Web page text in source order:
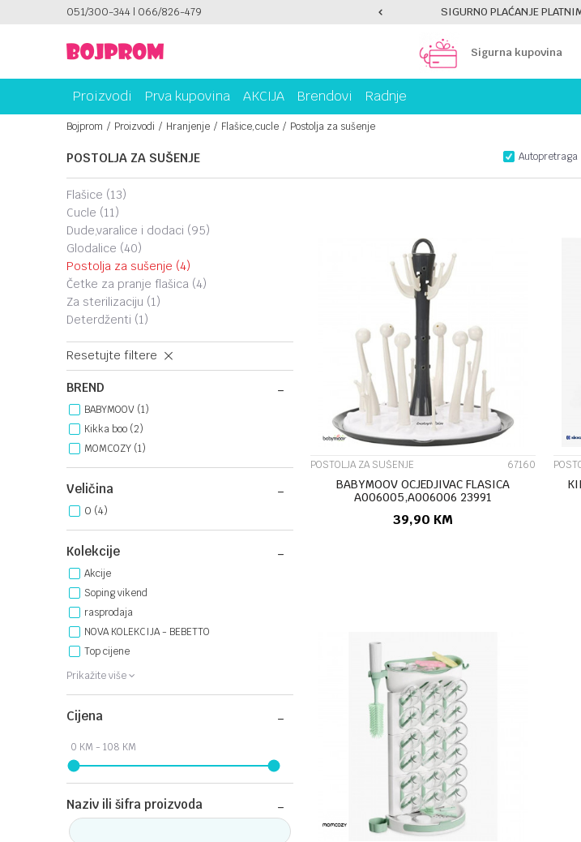
051/300-344 | 066/826-479PLATI UNICREDIT KARTICOM NA RATE! SIGURNO PLAĆANJE
Sigurna kupovina
Proizvodi Prva kupovina AKCIJA Brendovi Radnje
Bojprom Proizvodi Hranjenje Flašice,cucle Postolja za sušenje
POSTOLJA ZA SUŠENJE Autopretraga
flašice (13)
cucle (11)
dude,varalice i dodaci (95)
glodalice (40)
postolja za sušenje (4)
četke za pranje flašica (4)
za sterilizaciju (1)
deterdženti (1)
Resetujte filtere
BREND
BABYMOOV (1)
Kikka boo (2)
MOMCOZY (1)
Veličina
0 (4)
Kolekcije
Akcije
Soping vikend
rasprodaja
NOVA KOLEKCIJA - BEBETTO
Top cijene
Prikažite više
Cijena
Naziv ili šifra proizvoda
UPOREDI
POSTOLJA ZA SUŠENJE 67160
BABYMOOV OCJEDJIVAC FLASICA
A006005,A006006 23991
39,90 KM
UPOREDI